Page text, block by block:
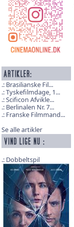
Brasilianske Fil...
Tyskefilmdage, 1...
Scificon Afvikle...
Berlinalen Nr. 7...
Franske Filmmand...
Se alle artikler
Dobbeltspil